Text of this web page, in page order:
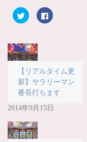
ク
リ
て
T
w
i
t
e
r
で
有
(
し
い
ウ
F
a
共
有
す
る
に
ク
リ
【リアルタイム更
新】サラリーマン
番長打ちます
2014年9月15日